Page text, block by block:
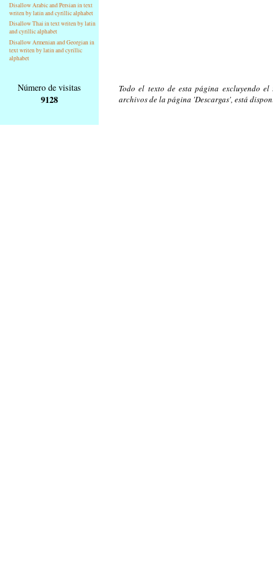
Disallow Arabic and Persian in text
writen by latin and cyrillic alphabet
Disallow Thai in text writen by latin
and cyrillic alphabet
Disallow Armenian and Georgian in
text writen by latin and cyrillic
alphabet
Número de visitas
9128
Todo el texto de esta página excluyendo
archivos de la página 'Descargas', está